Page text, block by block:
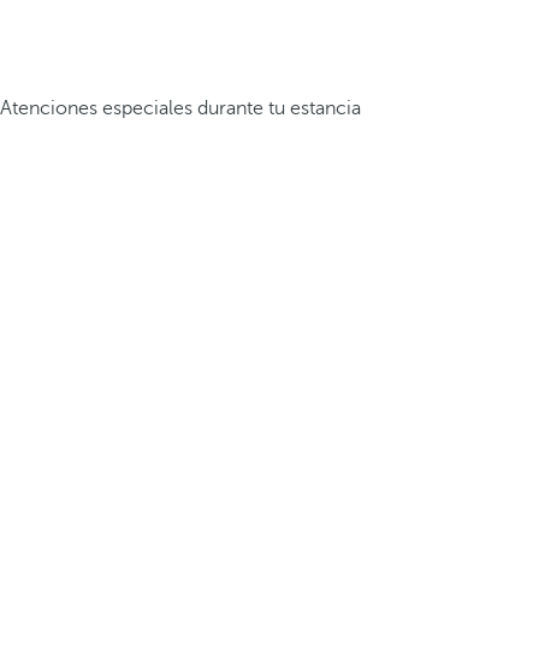
Atenciones especiales durante tu estancia